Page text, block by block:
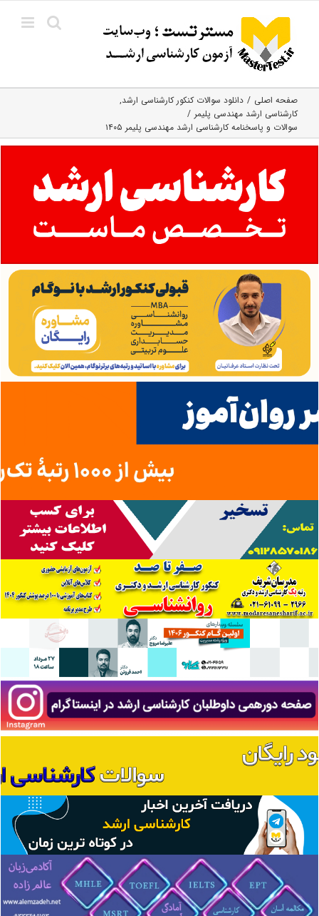
content
صفحه اصلی
دانلود سوالات کنکور کارشناسی ارشد
کارشناسی ارشد مهندسی پلیمر
سوالات و پاسخنامه کارشناسی ارشد مهندسی پلیمر ۱۴۰۵